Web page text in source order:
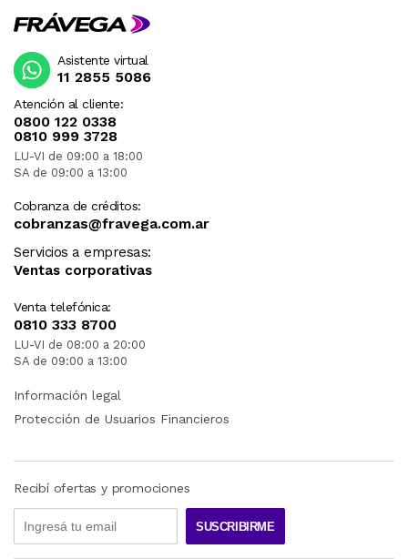
Atención al cliente:
0800 122 0338
0810 999 3728
LU-VI de 09:00 a 18:00
SA de 09:00 a 13:00
Cobranza de créditos:
cobranzas@fravega.com.ar
Servicios a empresas:
Ventas corporativas
Venta telefónica:
0810 333 8700
LU-VI de 08:00 a 20:00
SA de 09:00 a 13:00
Asistente virtual
11 2855 5086
Información legal
Protección de Usuarios Financieros
Recibí ofertas y promociones
SUSCRIBIRME